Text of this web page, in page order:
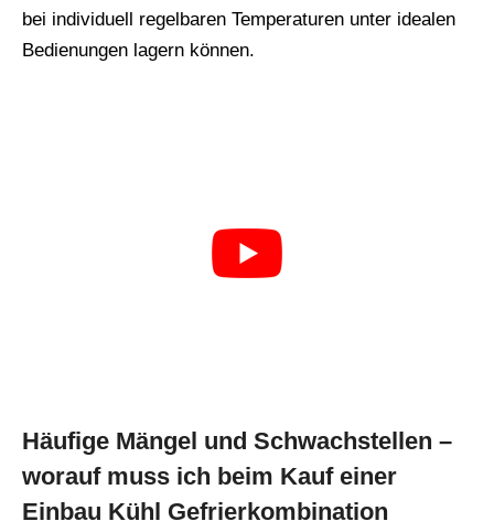
bei individuell regelbaren Temperaturen unter idealen
Bedienungen lagern können.
Häufige Mängel und Schwachstellen –
worauf muss ich beim Kauf einer
Einbau Kühl Gefrierkombination